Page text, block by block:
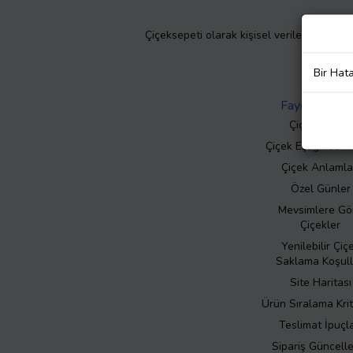
Çiçeksepeti olarak kişisel verilerinizin
Faydalı Bilgiler
Çiçek Bakımı
Çiçek Eşliğinde
Çiçek
Özel Günler
Mevsimlere
Çiçekler
Yenilebilir
Saklama
Site Haritası
Ürün Sıralama
Teslimat
Sipariş
Bir